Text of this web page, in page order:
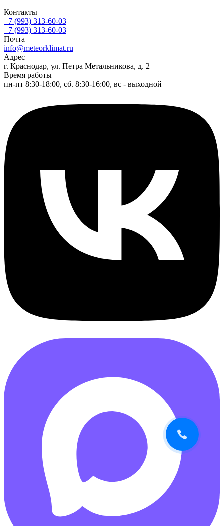
Контакты
+7 (993) 313-60-03
+7 (993) 313-60-03
Почта
info@meteorklimat.ru
Адрес
г. Краснодар, ул. Петра Метальникова, д. 2
Время работы
пн-пт 8:30-18:00, сб. 8:30-16:00, вс - выходной